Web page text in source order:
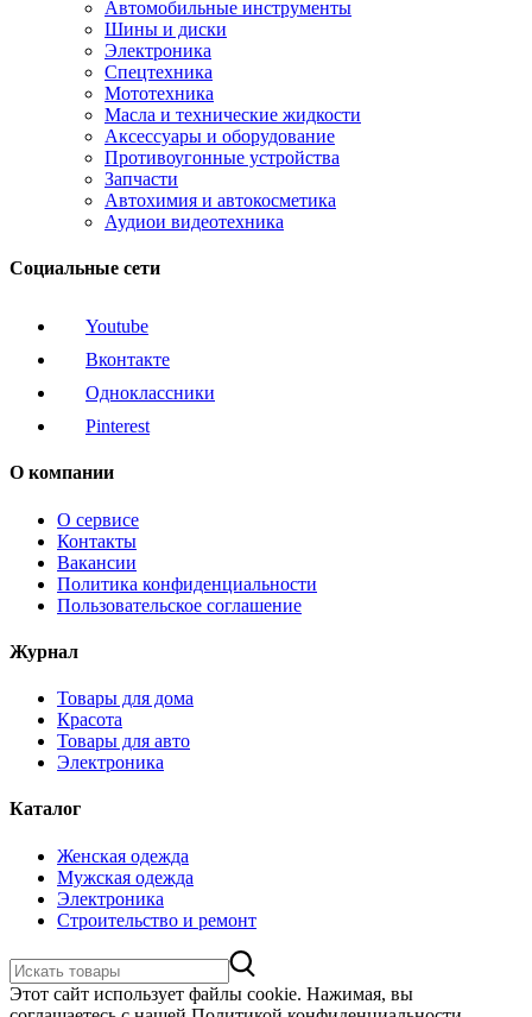
Автомобильные инструменты
Шины и диски
Электроника
Спецтехника
Мототехника
Масла и технические жидкости
Аксессуары и оборудование
Противоугонные устройства
Запчасти
Автохимия и автокосметика
Аудиои видеотехника
Социальные сети
Youtube
Вконтакте
Одноклассники
Pinterest
О компании
О сервисе
Контакты
Вакансии
Политика конфиденциальности
Пользовательское соглашение
Журнал
Товары для дома
Красота
Товары для авто
Электроника
Каталог
Женская одежда
Мужская одежда
Электроника
Строительство и ремонт
Этот сайт использует файлы cookie. Нажимая, вы